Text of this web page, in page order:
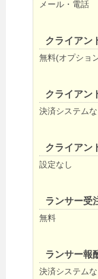
メール・電話
クライアン
無料(オプショ
クライアン
決済システム
クライアン
設定なし
ランサー受
無料
ランサー報
決済システム